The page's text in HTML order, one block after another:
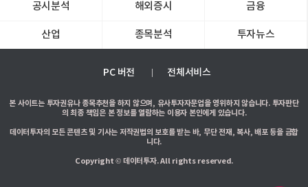
공시분석 해외증시 금융
산업 종목분석 투자뉴스
PC 버전 전체서비스
본 사이트는 투자권유나 종목추천을 하지 않으며, 유사투자자문업을 영위하지 않습니다. 투자판단
의 최종 책임은 본 정보를 열람하는 이용자 본인에게 있습니다.
데이터투자의 모든 콘텐츠 및 기사는 저작권법의 보호를 받는 바, 무단 전재, 복사, 배포 등을 금합
니다.
Copyright © 데이터투자. All rights reserved.